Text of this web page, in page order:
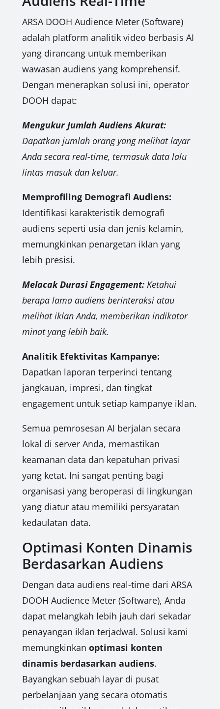
ARSA DOOH Audience Meter (Software)
adalah platform analitik video berbasis AI
yang dirancang untuk memberikan
wawasan audiens yang komprehensif.
Dengan menerapkan solusi ini, operator
DOOH dapat:
Mengukur Jumlah Audiens Akurat:
Dapatkan jumlah orang yang melihat layar
Anda secara real-time, termasuk data lalu
lintas masuk dan keluar.
Memprofiling Demografi Audiens:
Identifikasi karakteristik demografi
audiens seperti usia dan jenis kelamin,
memungkinkan penargetan iklan yang
lebih presisi.
Melacak Durasi Engagement:Ketahui
berapa lama audiens berinteraksi atau
melihat iklan Anda, memberikan indikator
minat yang lebih baik.
Analitik Efektivitas Kampanye:
Dapatkan laporan terperinci tentang
jangkauan, impresi, dan tingkat
engagement untuk setiap kampanye iklan.
Semua pemrosesan AI berjalan secara
lokal di server Anda, memastikan
keamanan data dan kepatuhan privasi
yang ketat. Ini sangat penting bagi
organisasi yang beroperasi di lingkungan
yang diatur atau memiliki persyaratan
kedaulatan data.
Optimasi Konten Dinamis
Berdasarkan Audiens
Dengan data audiens real-time dari ARSA
DOOH Audience Meter (Software), Anda
dapat melangkah lebih jauh dari sekadar
penayangan iklan terjadwal. Solusi kami
memungkinkan optimasi konten
dinamis berdasarkan audiens.
Bayangkan sebuah layar di pusat
perbelanjaan yang secara otomatis